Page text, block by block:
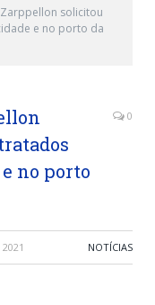
solicitou
e no porto da
no porto
0
NOTÍCIAS